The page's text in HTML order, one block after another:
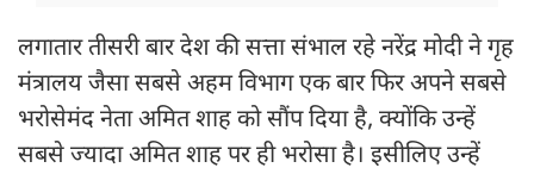
लगातार तीसरी बार देश की सत्ता संभाल रहे नरेंद्र मोदी ने गृह
मंत्रालय जैसा सबसे अहम विभाग एक बार फिर अपने सबसे
भरोसेमंद नेता अमित शाह को सौंप दिया है, क्योंकि उन्हें
सबसे ज्यादा अमित शाह पर ही भरोसा है। इसीलिए उन्हें